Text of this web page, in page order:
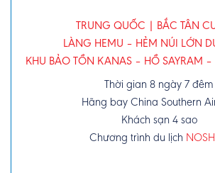
TRUNG QUỐC | BẮC TÂN
LÀNG HEMU – HẺM NÚI LỚN
KHU BẢO TỒN KANAS – HỒ SAYRAM
Thời gian 8 ngày 7 đêm
Hãng bay China Southern
Khách sạn 4 sao
Chương trình du lịch